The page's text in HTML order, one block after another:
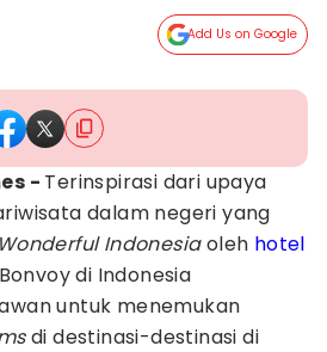
Add Us on Google
- Terinspirasi dari upaya
dalam negeri yang
Wonderful Indonesiaoleh hotel
di Indonesia
untuk menemukan
di destinasi-destinasi di